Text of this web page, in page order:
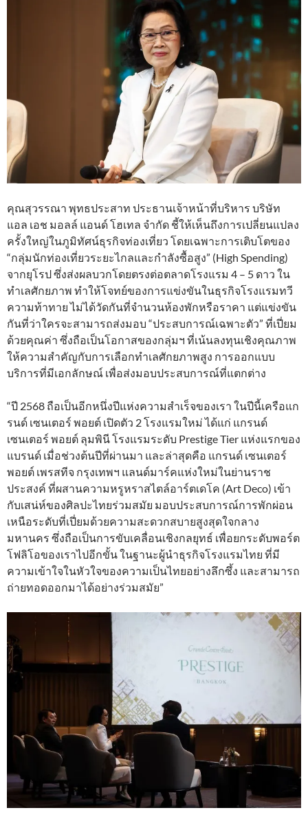
คุณสุวรรณา พุทธประสาท ประธานเจ้าหน้าที่บริหาร บริษัท
แอล เอช มอลล์ แอนด์ โฮเทล จำกัด ชี้ให้เห็นถึงการเปลี่ยนแปลง
ครั้งใหญ่ในภูมิทัศน์ธุรกิจท่องเที่ยว โดยเฉพาะการเติบโตของ
“กลุ่มนักท่องเที่ยวระยะไกลและกำลังซื้อสูง” (High Spending)
จากยุโรป ซึ่งส่งผลบวกโดยตรงต่อตลาดโรงแรม 4 – 5 ดาว ใน
ทำเลศักยภาพ ทำให้โจทย์ของการแข่งขันในธุรกิจโรงแรมทวี
ความท้าทาย ไม่ได้วัดกันที่จำนวนห้องพักหรือราคา แต่แข่งขัน
กันที่ว่าใครจะสามารถส่งมอบ “ประสบการณ์เฉพาะตัว” ที่เปี่ยม
ด้วยคุณค่า ซึ่งถือเป็นโอกาสของกลุ่มฯ ที่เน้นลงทุนเชิงคุณภาพ
ให้ความสำคัญกับการเลือกทำเลศักยภาพสูง การออกแบบ
บริการที่มีเอกลักษณ์ เพื่อส่งมอบประสบการณ์ที่แตกต่าง
“ปี 2568 ถือเป็นอีกหนึ่งปีแห่งความสำเร็จของเรา ในปีนี้เครือแก
รนด์ เซนเตอร์ พอยต์ เปิดตัว 2 โรงแรมใหม่ ได้แก่ แกรนด์
เซนเตอร์ พอยต์ ลุมพินี โรงแรมระดับ Prestige Tier แห่งแรกของ
แบรนด์ เมื่อช่วงต้นปีที่ผ่านมา และล่าสุดคือ แกรนด์ เซนเตอร์
พอยต์ เพรสทีจ กรุงเทพฯ แลนด์มาร์คแห่งใหม่ในย่านราช
ประสงค์ ที่ผสานความหรูหราสไตล์อาร์ตเดโค (Art Deco) เข้า
กับเสน่ห์ของศิลปะไทยร่วมสมัย มอบประสบการณ์การพักผ่อน
เหนือระดับที่เปี่ยมด้วยความสะดวกสบายสูงสุดใจกลาง
มหานคร ซึ่งถือเป็นการขับเคลื่อนเชิงกลยุทธ์ เพื่อยกระดับพอร์ต
โฟลิโอของเราไปอีกขั้น ในฐานะผู้นำธุรกิจโรงแรมไทย ที่มี
ความเข้าใจในหัวใจของความเป็นไทยอย่างลึกซึ้ง และสามารถ
ถ่ายทอดออกมาได้อย่างร่วมสมัย”